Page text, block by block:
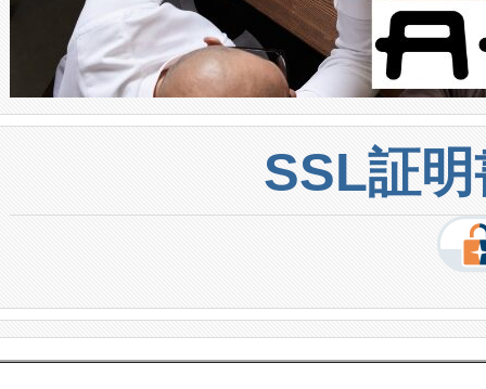
SSL証